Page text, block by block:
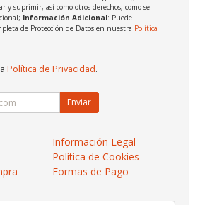
y suprimir, así como otros derechos, como se
Información Adicional: Puede
de Protección de Datos en nuestra Política
Política de Privacidad.
Enviar
Información Legal
Política de Cookies
Formas de Pago